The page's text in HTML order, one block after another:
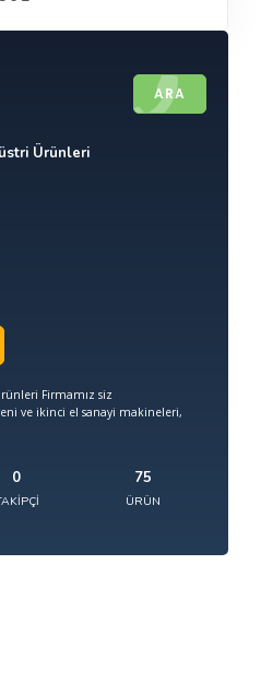
ARA
Ürünleri
Firmamız siz
ve ikinci el sanayi makineleri,
0 75
ÜRÜN